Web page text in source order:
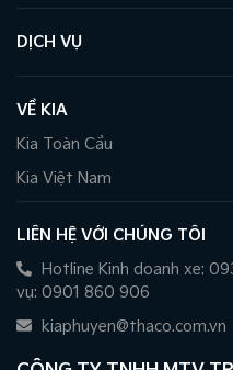
Cảm biến đỗ xe trước/
Điều khiển hành trình + giới
Hỗ trợ mở cửa xe an toàn
DỊCH VỤ
VỀ KIA
Kia Toàn Cầu
Kia Việt Nam
LIÊN HỆ VỚI CHÚNG TÔI
Hotline Kinh doanh xe:
vụ: 0901 860 906
kiaphuyen@thaco.com.vn